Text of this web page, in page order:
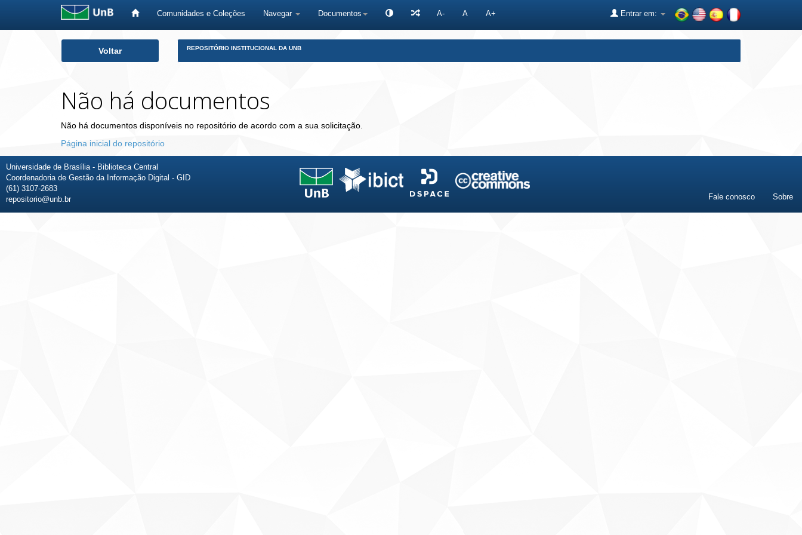
Comunidades e Coleções Navegar Documentos A- A A+ Entrar em:
Voltar REPOSITÓRIO INSTITUCIONAL DA UNB
Não há documentos
Não há documentos disponíveis no repositório de acordo com a sua solicitação.
Página inicial do repositório
Universidade de Brasília - Biblioteca Central
Coordenadoria de Gestão da Informação Digital - GID
(61) 3107-2683
repositorio@unb.br
Fale conosco Sobre